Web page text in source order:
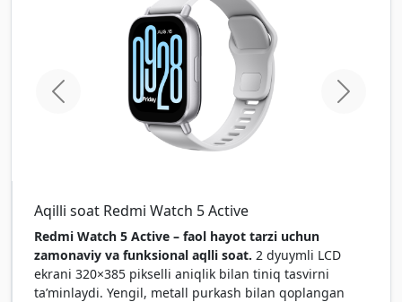
home.previous
Aqilli soat Redmi Watch 5 Active
Redmi Watch 5 Active – faol hayot tarzi uchun
zamonaviy va funksional aqlli soat. 2 dyuymli LCD
ekrani 320×385 pikselli aniqlik bilan tiniq tasvirni
ta’minlaydi. Yengil, metall purkash bilan qoplangan